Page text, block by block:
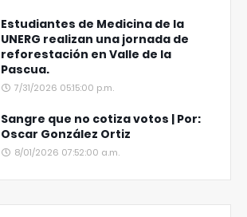
Estudiantes de Medicina de la
UNERG realizan una jornada de
reforestación en Valle de la
Pascua.
7/31/2026 05:15:00 p.m.
Sangre que no cotiza votos | Por:
Oscar González Ortiz
8/01/2026 07:52:00 a.m.